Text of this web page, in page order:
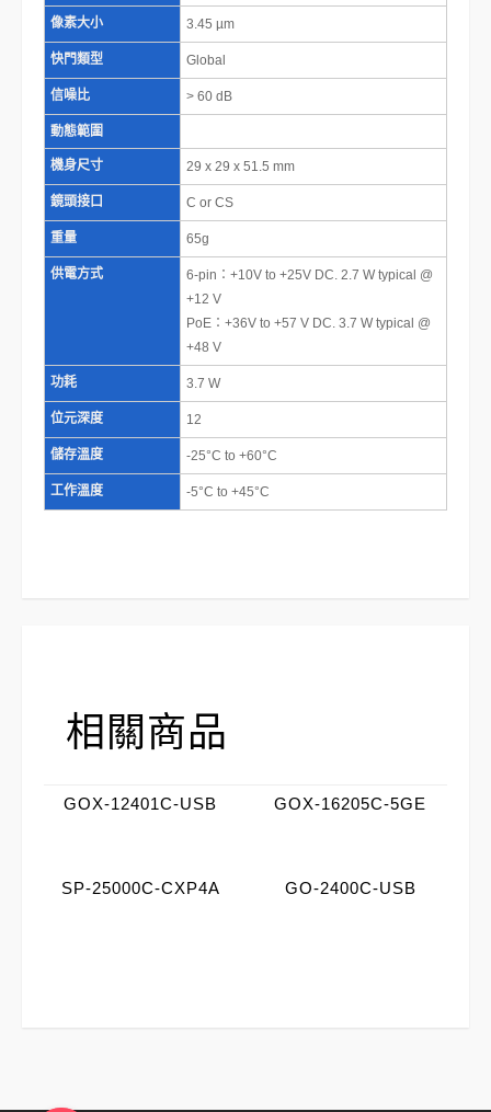
像素大小 3.45 µm
快門類型 Global
信噪比 > 60 dB
動態範圍
機身尺寸 29 x 29 x 51.5 mm
鏡頭接口 C or CS
重量 65g
供電方式
6-pin：+10V to +25V DC. 2.7 W typical @
+12 V
PoE：+36V to +57 V DC. 3.7 W typical @
+48 V
功耗 3.7 W
位元深度 12
儲存溫度 -25°C to +60°C
工作溫度 -5°C to +45°C
相關商品
GOX-12401C-USB GOX-16205C-5GE
SP-25000C-CXP4A GO-2400C-USB